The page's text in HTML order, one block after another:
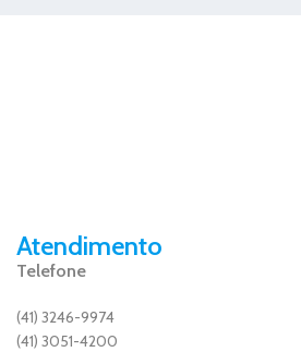
Atendimento
Telefone
(41) 3246-9974
(41) 3051-4200